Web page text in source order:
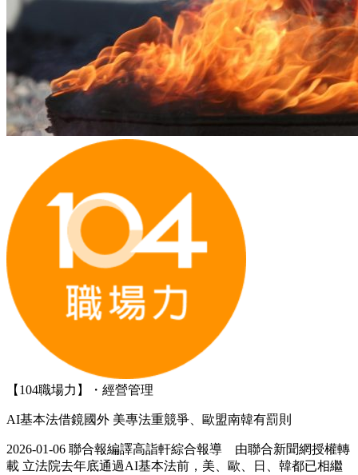
【104職場力】・經營管理
AI基本法借鏡國外 美專法重競爭、歐盟南韓有罰則
2026-01-06 聯合報編譯高詣軒綜合報導 由聯合新聞網授權轉
載 立法院去年底通過AI基本法前，美、歐、日、韓都已相繼